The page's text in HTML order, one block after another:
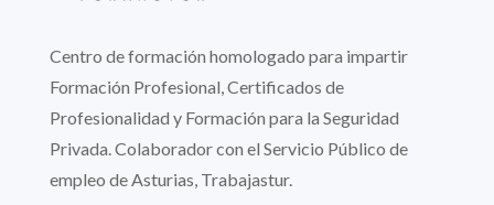
Centro de formación homologado para impartir
Formación Profesional, Certificados de
Profesionalidad y Formación para la Seguridad
Privada. Colaborador con el Servicio Público de
empleo de Asturias, Trabajastur.